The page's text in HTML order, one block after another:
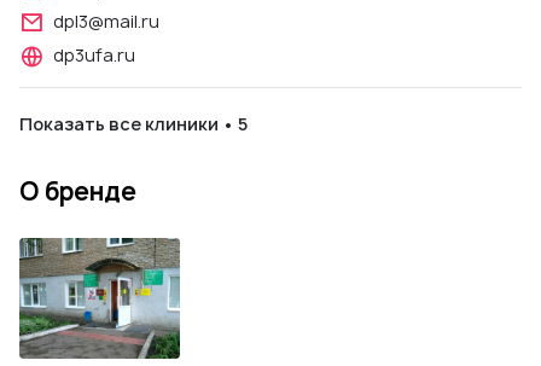
dpl3@mail.ru
dp3ufa.ru
Показать все клиники • 5
О бренде